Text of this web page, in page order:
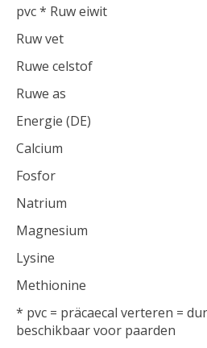
pvc * Ruw eiwit
Ruw vet
Ruwe celstof
Ruwe as
Energie (DE)
Calcium
Fosfor
Natrium
Magnesium
Lysine
Methionine
* pvc = präcaecal verteren =
beschikbaar voor paarden